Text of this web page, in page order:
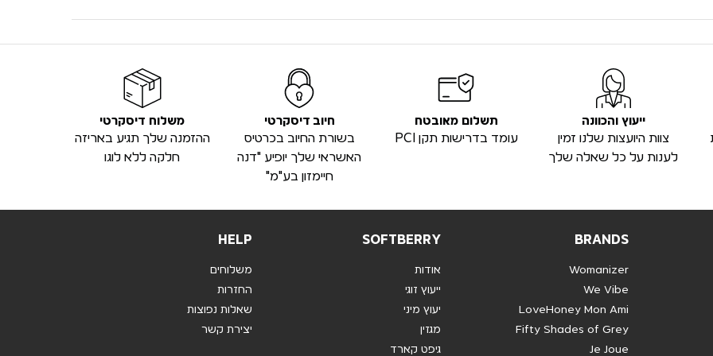
ייעוץ והכוונה
צוות היועצות שלנו זמין
לענות על כל שאלה שלך
תשלום מאובטח
עומד בדרישות תקן PCI
חיוב דיסקרטי
בשורת החיוב בכרטיס
האשראי שלך יופיע "דנה
חיימזון בע"מ"
משלוח דיסקרטי
ההזמנה שלך תגיע באריזה
חלקה ללא לוגו
BRANDS
Womanizer
We Vibe
LoveHoney Mon Ami
Fifty Shades of Grey
Je Joue
SOFTBERRY
אודות
ייעוץ זוגי
יעוץ מיני
מגזין
גיפט קארד
HELP
משלוחים
החזרות
שאלות נפוצות
יצירת קשר